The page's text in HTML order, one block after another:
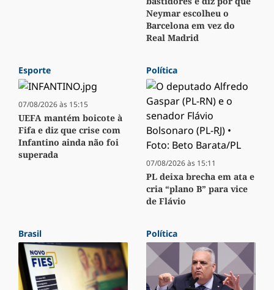
Neymar escolheu o
Barcelona em vez do
Real Madrid
Esporte
07/08/2026 às 15:15
UEFA mantém boicote à
Fifa e diz que crise com
Infantino ainda não foi
superada
Política
07/08/2026 às 15:11
PL deixa brecha em ata e
cria “plano B” para vice
de Flávio
Brasil Política